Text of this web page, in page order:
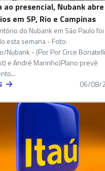
ao presencial, Nubank abre
em SP, Rio e Campinas
do Nubank em São Paulo foi
esta semana - Foto:
Nubank - (Por Por Circe Bonatelli
e André Marinho)Plano prevê
06/08/